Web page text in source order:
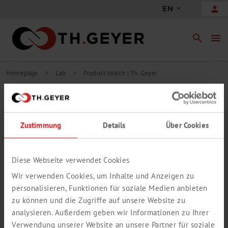
Zustimmung Details Über Cookies
Diese Webseite verwendet Cookies
Wir verwenden Cookies, um Inhalte und Anzeigen zu
personalisieren, Funktionen für soziale Medien anbieten
zu können und die Zugriffe auf unsere Website zu
analysieren. Außerdem geben wir Informationen zu Ihrer
Verwendung unserer Website an unsere Partner für soziale
EN person
search menu
Homepage chevron_right Lab chevron_right Product search | Th. Geyer
Go to advanced search
Hits on website
Your search did not match any products.